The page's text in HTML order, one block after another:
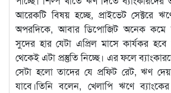
আরেকটি বিষয় হচ্ছে, প্রাইভেট সেক্টরে
অপরদিকে, আবার ডিপোজিট অনেক কমে
সুদের হার যেটা এপ্রিল মাসে কার্যকর
থেকেই এটা প্রস্তুতি নিচ্ছে। এর ফলে
সেটা হলো তাদের যে প্রফিট রেট, ঋণ
যাবে।তিনি বলেন, খেলাপি ঋণে